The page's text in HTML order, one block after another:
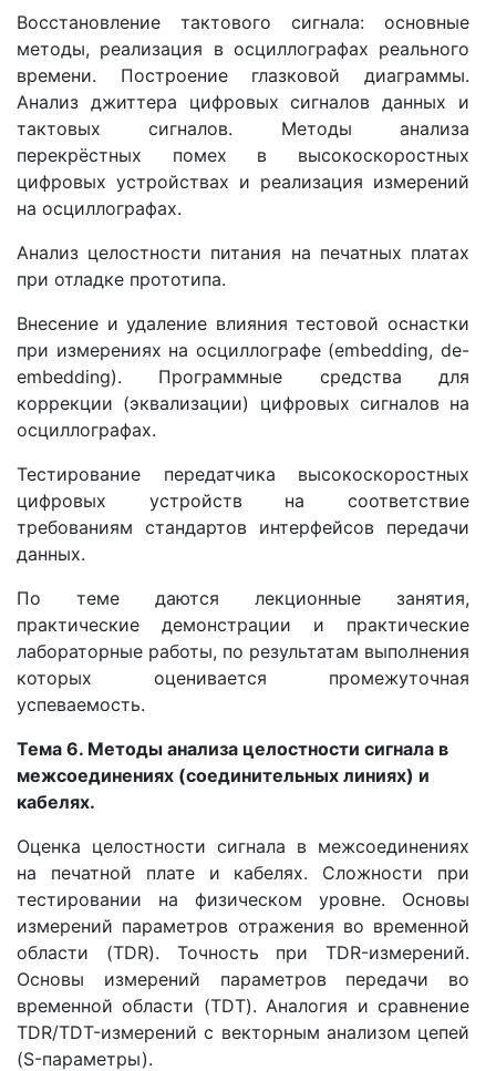
Восстановление тактового сигнала: основные
методы, реализация в осциллографах реального
времени. Построение глазковой диаграммы.
Анализ джиттера цифровых сигналов данных и
тактовых сигналов. Методы анализа
перекрёстных помех в высокоскоростных
цифровых устройствах и реализация измерений
на осциллографах.
Анализ целостности питания на печатных платах
при отладке прототипа.
Внесение и удаление влияния тестовой оснастки
при измерениях на осциллографе (embedding, de-
embedding). Программные средства для
коррекции (эквализации) цифровых сигналов на
осциллографах.
Тестирование передатчика высокоскоростных
цифровых устройств на соответствие
требованиям стандартов интерфейсов передачи
данных.
По теме даются лекционные занятия,
практические демонстрации и практические
лабораторные работы, по результатам выполнения
которых оценивается промежуточная
успеваемость.
Тема 6. Методы анализа целостности сигнала в
межсоединениях (соединительных линиях) и
кабелях.
Оценка целостности сигнала в межсоединениях
на печатной плате и кабелях. Сложности при
тестировании на физическом уровне. Основы
измерений параметров отражения во временной
области (TDR). Точность при TDR-измерений.
Основы измерений параметров передачи во
временной области (TDT). Аналогия и сравнение
TDR/TDT-измерений с векторным анализом цепей
(S-параметры).